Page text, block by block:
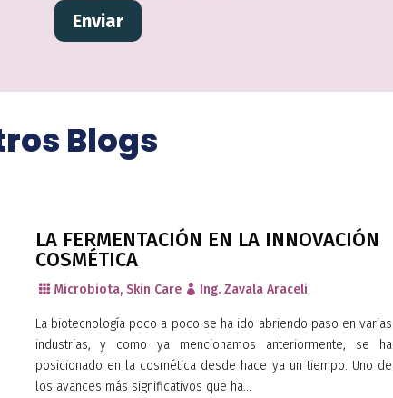
Enviar
Blogs
LA FERMENTACIÓN EN LA INNOVACIÓN
COSMÉTICA
 Microbiota, Skin Care  Ing. Zavala Araceli
La biotecnología poco a poco se ha ido abriendo paso en varias
industrias, y como ya mencionamos anteriormente, se ha
posicionado en la cosmética desde hace ya un tiempo. Uno de
los avances más significativos que ha...